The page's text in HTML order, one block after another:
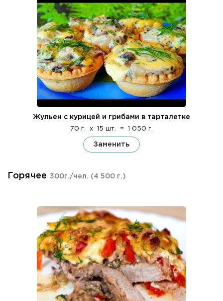
Жульен с курицей и грибами в тарталетке
70 г. x 15 шт. = 1 050 г.
Заменить
Горячее 300г./чел. (4 500 г.)